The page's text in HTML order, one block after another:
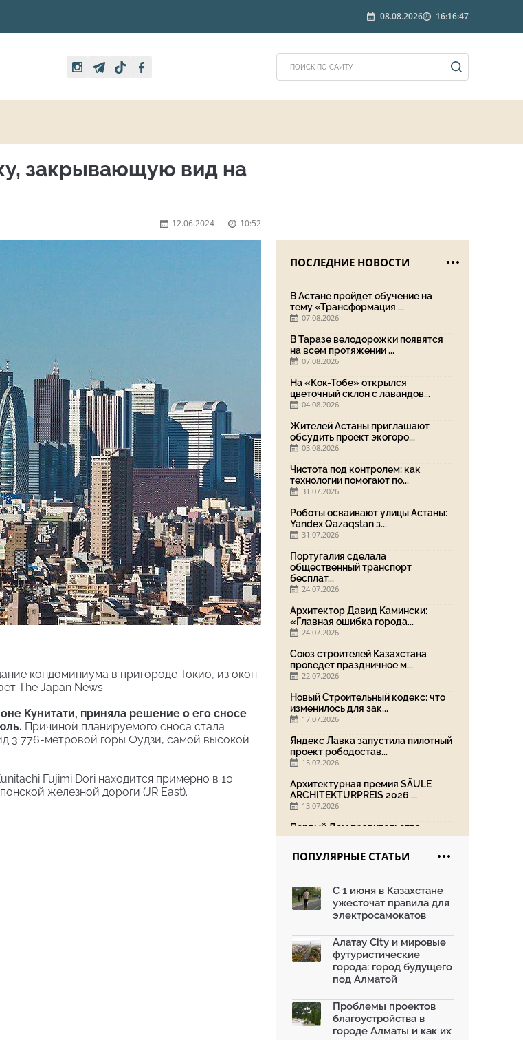
08.08.2026 16:16:47
закрывающую вид на
12.06.2024 10:52
кондоминиума в пригороде Токио, из окон
The Japan News.
Кунитати, приняла решение о его сносе
Причиной планируемого сноса стала
3 776-метровой горы Фудзи, самой высокой
Fujimi Dori находится примерно в 10
железной дороги (JR East).
ПОСЛЕДНИЕ НОВОСТИ
В Астане пройдет обучение на
тему «Трансформация ...
07.08.2026
В Таразе велодорожки появятся
на всем протяжении ...
07.08.2026
На «Кок-Тобе» открылся
цветочный склон с лавандов...
04.08.2026
Жителей Астаны приглашают
обсудить проект экогоро...
03.08.2026
Чистота под контролем: как
технологии помогают по...
31.07.2026
Роботы осваивают улицы Астаны:
Yandex Qazaqstan з...
31.07.2026
Португалия сделала
общественный транспорт
бесплат...
24.07.2026
Архитектор Давид Камински:
«Главная ошибка города...
24.07.2026
Союз строителей Казахстана
проведет праздничное м...
22.07.2026
Новый Строительный кодекс: что
изменилось для зак...
17.07.2026
Яндекс Лавка запустила пилотный
проект рободостав...
15.07.2026
Архитектурная премия SÄULE
ARCHITEKTURPREIS 2026 ...
13.07.2026
Первый Дом правительства
Алматы станет главной те...
08.07.2026
Ко Дню столицы в Нуре
06.07.2026
Жара в городах: как застройка
влияет на температу...
03.07.2026
МЧС усилило мониторинг рек и
моренных озер после ...
02.07.2026
ПОПУЛЯРНЫЕ СТАТЬИ
С 1 июня в Казахстане
ужесточат правила для
электросамокатов
Алатау City и мировые
футуристические
города: город будущего
под Алматой
Проблемы проектов
благоустройства в
городе Алматы и как их